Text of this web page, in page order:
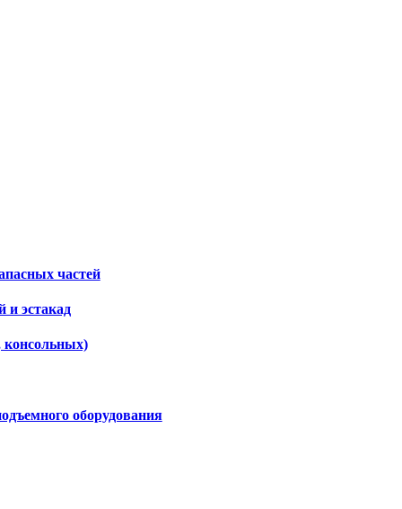
частей
и эстакад
консольных)
оборудования